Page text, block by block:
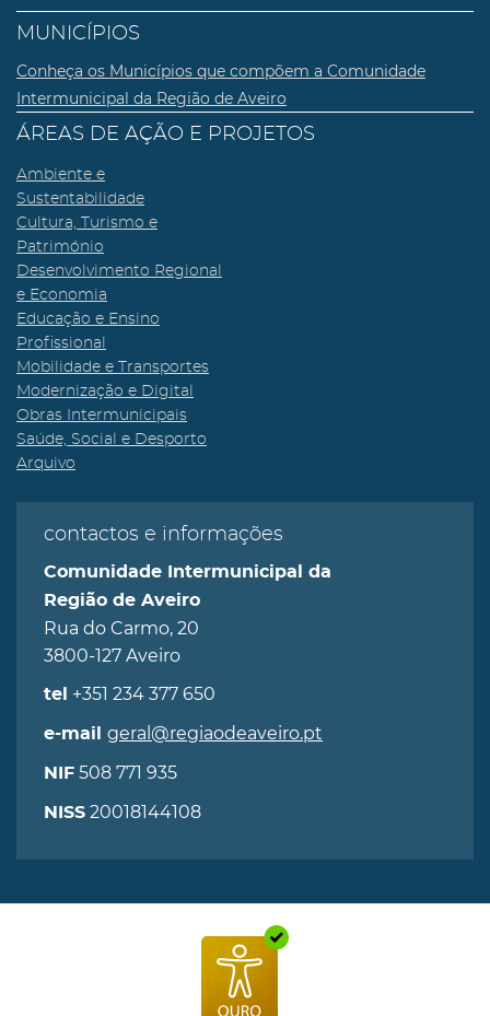
MUNICÍPIOS
Conheça os Municípios que compõem a Comunidade
Intermunicipal da Região de Aveiro
ÁREAS DE AÇÃO E PROJETOS
Ambiente e
Sustentabilidade
Cultura, Turismo e
Património
Desenvolvimento Regional
e Economia
Educação e Ensino
Profissional
Mobilidade e Transportes
Modernização e Digital
Obras Intermunicipais
Saúde, Social e Desporto
Arquivo
contactos e informações
Comunidade Intermunicipal da
Região de Aveiro
Rua do Carmo, 20
3800-127 Aveiro
tel +351 234 377 650
e-mail geral@regiaodeaveiro.pt
NIF 508 771 935
NISS 20018144108